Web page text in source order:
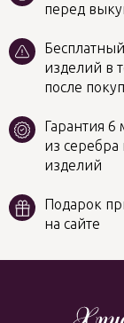
изделий в
после
перед
Гарантия 6
из
изделий
Подарок
на сайте